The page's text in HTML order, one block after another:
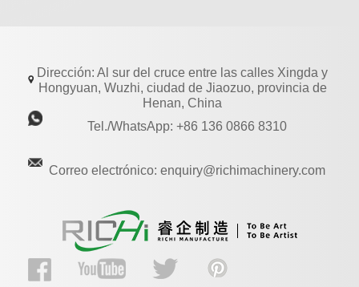
Dirección: Al sur del cruce entre las calles Xingda y
Hongyuan, Wuzhi, ciudad de Jiaozuo, provincia de
Henan, China
Tel./WhatsApp: +86 136 0866 8310
Correo electrónico: enquiry@richimachinery.com